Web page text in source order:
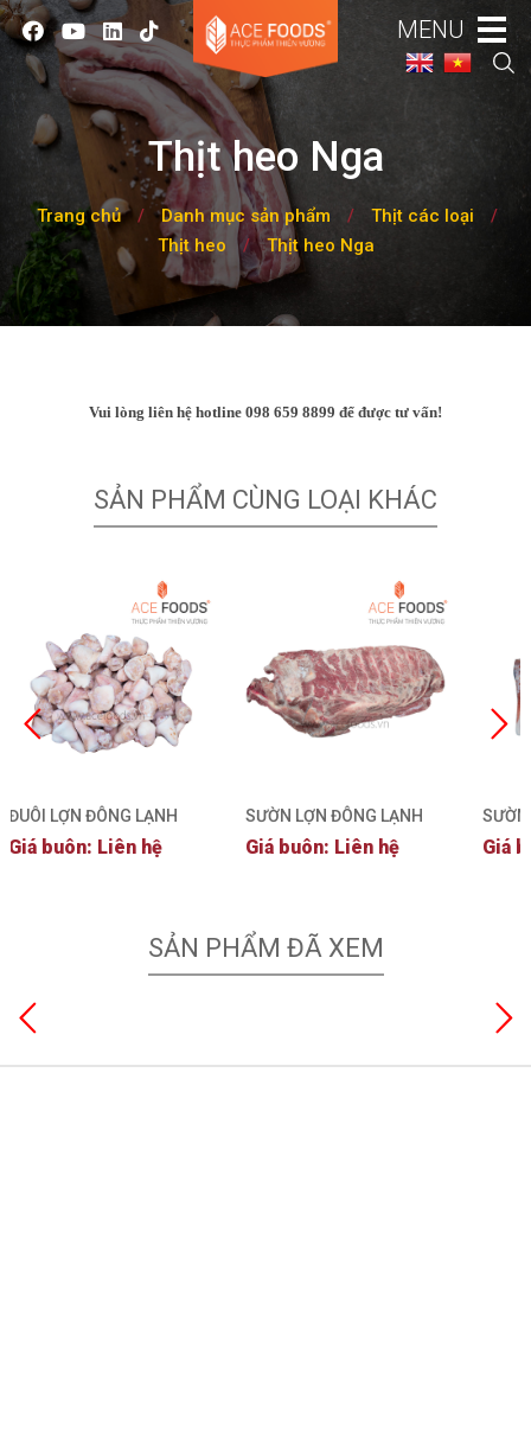
MENU
Thịt heo Nga
Trang chủ / Danh mục sản phẩm / Thịt các loại
/
Thịt heo / Thịt heo Nga
Vui lòng liên hệ hotline 098 659 8899 để được tư vấn!
SẢN PHẨM CÙNG LOẠI KHÁC
ĐUÔI LỢN ĐÔNG LẠNH
Giá buôn: Liên hệ
SƯỜN LỢN ĐÔNG LẠNH
Giá buôn: Liên hệ Giá
SẢN PHẨM ĐÃ XEM